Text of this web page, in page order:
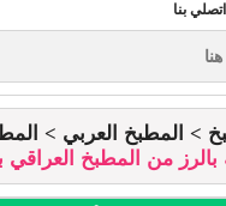
اتصلي بنا
المطبخ العربي
بالرز من المطبخ العراقي